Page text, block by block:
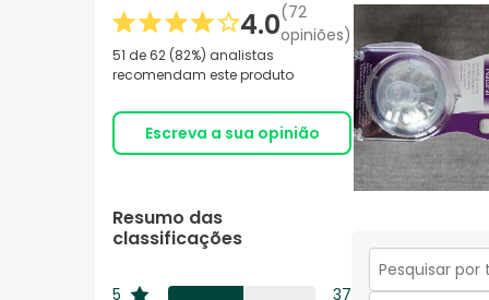
Resumo das
classificações
5
37
4.0(72
opiniões)
51 de 62 (82%) analistas
recomendam este produto
Escreva a sua opinião
Secção